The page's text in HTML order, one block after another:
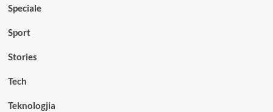
Speciale
Sport
Stories
Tech
Teknologjia